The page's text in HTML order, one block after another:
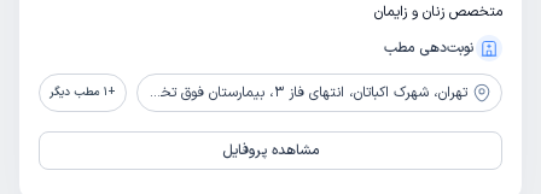
متخصص زنان و زایمان
نوبت‌دهی مطب
تهران، شهرک اکباتان، انتهای فاز 3، بیمارستان فوق تخصصی صارم +
1 مطب دیگر
مشاهده پروفایل